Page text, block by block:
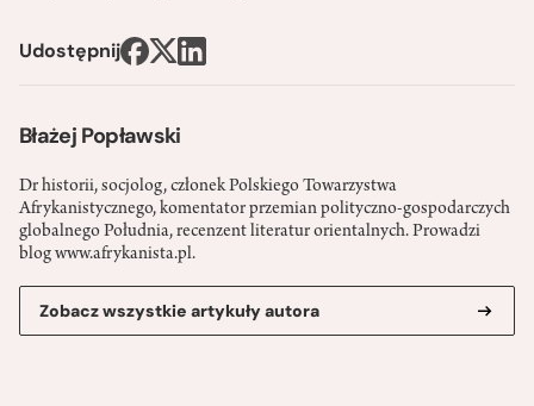
Błażej Popławski
Dr historii, socjolog, członek Polskiego Towarzystwa
Afrykanistycznego, komentator przemian polityczno-gospodarczych
globalnego Południa, recenzent literatur orientalnych. Prowadzi
blog www.afrykanista.pl.
Zobacz wszystkie artykuły autora
Udostępnij